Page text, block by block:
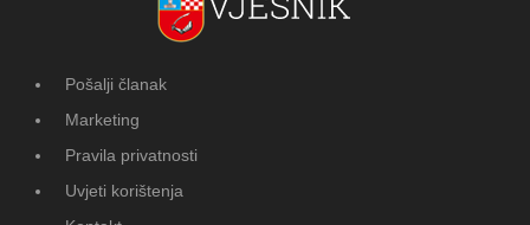
Pošalji članak
Marketing
Pravila privatnosti
Uvjeti korištenja